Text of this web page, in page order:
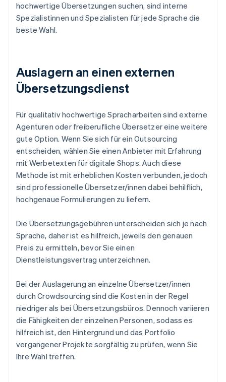
hochwertige Übersetzungen suchen, sind interne
Spezialistinnen und Spezialisten für jede Sprache die
beste Wahl.
Auslagern an einen externen
Übersetzungsdienst
Für qualitativ hochwertige Spracharbeiten sind externe
Agenturen oder freiberufliche Übersetzer eine weitere
gute Option. Wenn Sie sich für ein Outsourcing
entscheiden, wählen Sie einen Anbieter mit Erfahrung
mit Werbetexten für digitale Shops. Auch diese
Methode ist mit erheblichen Kosten verbunden, jedoch
sind professionelle Übersetzer/innen dabei behilflich,
hochgenaue Formulierungen zu liefern.
Die Übersetzungsgebühren unterscheiden sich je nach
Sprache, daher ist es hilfreich, jeweils den genauen
Preis zu ermitteln, bevor Sie einen
Dienstleistungsvertrag unterzeichnen.
Bei der Auslagerung an einzelne Übersetzer/innen
durch Crowdsourcing sind die Kosten in der Regel
niedriger als bei Übersetzungsbüros. Dennoch variieren
die Fähigkeiten der einzelnen Personen, sodass es
hilfreich ist, den Hintergrund und das Portfolio
vergangener Projekte sorgfältig zu prüfen, wenn Sie
Ihre Wahl treffen.